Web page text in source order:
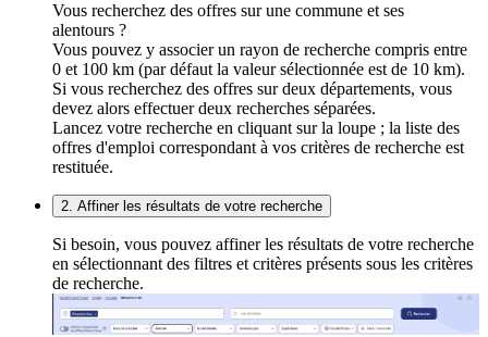
Vous recherchez des offres sur une commune et ses
alentours ?
Vous pouvez y associer un rayon de recherche compris entre
0 et 100 km (par défaut la valeur sélectionnée est de 10 km).
Si vous recherchez des offres sur deux départements, vous
devez alors effectuer deux recherches séparées.
Lancez votre recherche en cliquant sur la loupe ; la liste des
offres d'emploi correspondant à vos critères de recherche est
restituée.
2. Affiner les résultats de votre recherche
Si besoin, vous pouvez affiner les résultats de votre recherche
en sélectionnant des filtres et critères présents sous les critères
de recherche.